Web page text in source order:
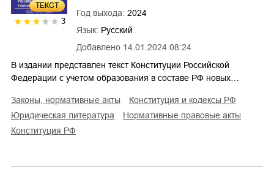
ТЕКСТ
3
Добавлено 14.01.2024 08:24
Год выхода: 2024
Язык: Русский
В издании представлен текст Конституции Российской
Федерации с учетом образования в составе РФ новых…
законы, нормативные акты
конституция и кодексы РФ
юридическая литература
нормативные правовые акты
Конституция РФ